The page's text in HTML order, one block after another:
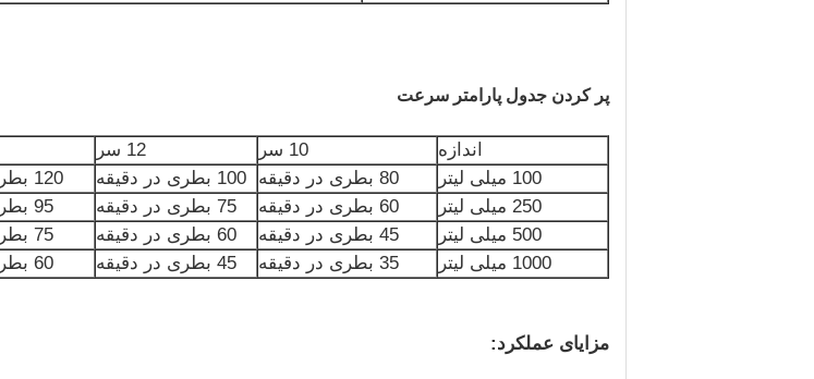
پر کردن جدول پارامتر سرعت
اندازه 10 سر 12 سر
100 میلی لیتر
80 بطری در دقیقه 100 بطری در دقیقه
120 بطری در دقیقه
250 میلی لیتر
60 بطری در دقیقه 75 بطری در دقیقه
95 بطری در دقیقه
500 میلی لیتر
45 بطری در دقیقه 60 بطری در دقیقه
75 بطری در دقیقه
1000 میلی لیتر
35 بطری در دقیقه 45 بطری در دقیقه 60 بطری در دقیقه
مزایای عملکرد: